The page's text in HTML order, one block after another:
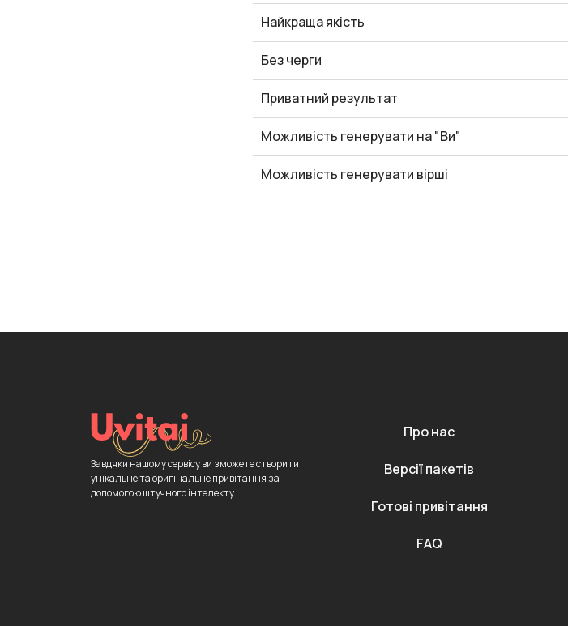
Найкраща якість
Без черги
Приватний результат
Можливість генерувати на "Ви"
Можливість генерувати вірші
Завдяки нашому сервісу ви зможете створити
унікальне та оригінальне привітання за
допомогою штучного інтелекту.
Про нас
Версії пакетів
Готові привітання
FAQ